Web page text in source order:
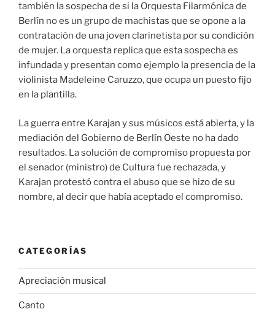
también la sospecha de si la Orquesta Filarmónica de
Berlín no es un grupo de machistas que se opone a la
contratación de una joven clarinetista por su condición
de mujer. La orquesta replica que esta sospecha es
infundada y presentan como ejemplo la presencia de la
violinista Madeleine Caruzzo, que ocupa un puesto fijo
en la plantilla.
La guerra entre Karajan y sus músicos está abierta, y la
mediación del Gobierno de Berlín Oeste no ha dado
resultados. La solución de compromiso propuesta por
el senador (ministro) de Cultura fue rechazada, y
Karajan protestó contra el abuso que se hizo de su
nombre, al decir que había aceptado el compromiso.
CATEGORÍAS
Apreciación musical
Canto